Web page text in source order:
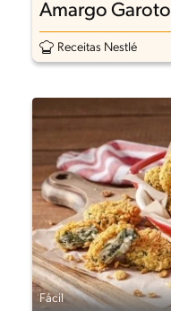
Amargo Garoto
Receitas Nestlé
Fácil